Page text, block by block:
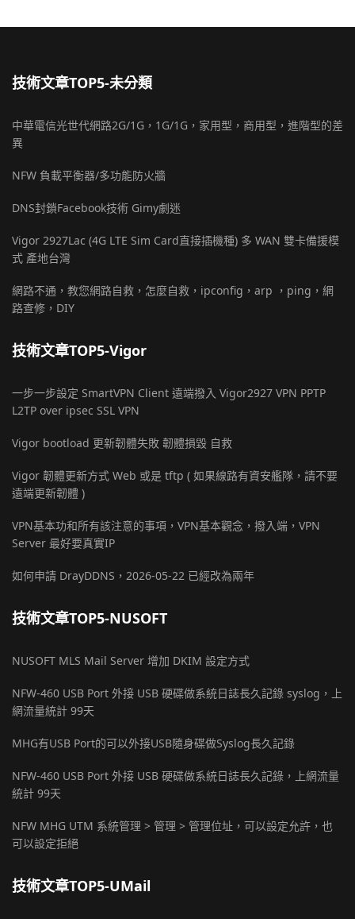
技術文章TOP5-未分類
中華電信光世代網路2G/1G，1G/1G，家用型，商用型，進階型的差
異
NFW 負載平衡器/多功能防火牆
DNS封鎖Facebook技術 Gimy劇迷
Vigor 2927Lac (4G LTE Sim Card直接插機種) 多 WAN 雙卡備援模
式 產地台灣
網路不通，教您網路自救，怎麼自救，ipconfig，arp ，ping，網
路查修，DIY
技術文章TOP5-Vigor
一步一步設定 SmartVPN Client 遠端撥入 Vigor2927 VPN PPTP
L2TP over ipsec SSL VPN
Vigor bootload 更新韌體失敗 韌體損毀 自救
Vigor 韌體更新方式 Web 或是 tftp ( 如果線路有資安艦隊，請不要
遠端更新韌體 )
VPN基本功和所有該注意的事項，VPN基本觀念，撥入端，VPN
Server 最好要真實IP
如何申請 DrayDDNS，2026-05-22 已經改為兩年
技術文章TOP5-NUSOFT
NUSOFT MLS Mail Server 增加 DKIM 設定方式
NFW-460 USB Port 外接 USB 硬碟做系統日誌長久記錄 syslog，上
網流量統計 99天
MHG有USB Port的可以外接USB隨身碟做Syslog長久記錄
NFW-460 USB Port 外接 USB 硬碟做系統日誌長久記錄，上網流量
統計 99天
NFW MHG UTM 系統管理 > 管理 > 管理位址，可以設定允許，也
可以設定拒絕
技術文章TOP5-UMail